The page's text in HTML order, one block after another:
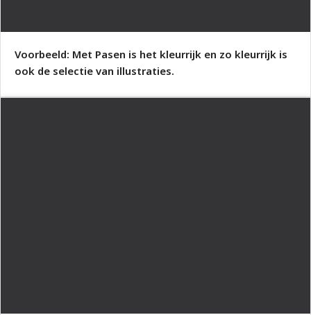
Voorbeeld: Met Pasen is het kleurrijk en zo kleurrijk is
ook de selectie van illustraties.